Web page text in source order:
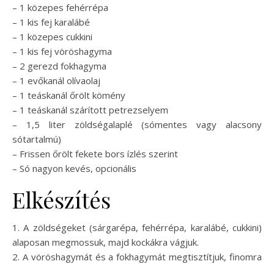
– 1 közepes fehérrépa
– 1 kis fej karalábé
– 1 közepes cukkini
– 1 kis fej vöröshagyma
– 2 gerezd fokhagyma
– 1 evőkanál olívaolaj
– 1 teáskanál őrölt kömény
– 1 teáskanál szárított petrezselyem
– 1,5 liter zöldségalaplé (sómentes vagy alacsony
sótartalmú)
– Frissen őrölt fekete bors ízlés szerint
– Só nagyon kevés, opcionális
Elkészítés
1. A zöldségeket (sárgarépa, fehérrépa, karalábé, cukkini)
alaposan megmossuk, majd kockákra vágjuk.
2. A vöröshagymát és a fokhagymát megtisztítjuk, finomra